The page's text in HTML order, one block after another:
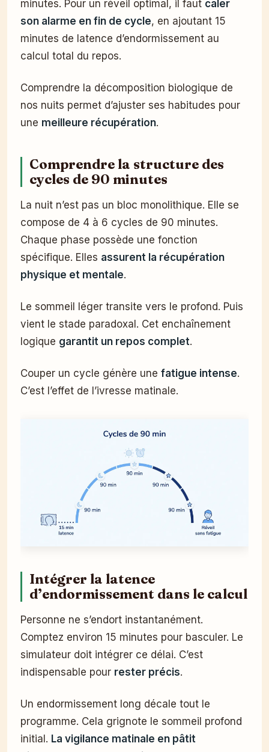
minutes. Pour un réveil optimal, il faut caler
son alarme en fin de cycle, en ajoutant 15
minutes de latence d’endormissement au
calcul total du repos.
Comprendre la décomposition biologique de
nos nuits permet d’ajuster ses habitudes pour
une meilleure récupération.
Comprendre la structure des
cycles de 90 minutes
La nuit n’est pas un bloc monolithique. Elle se
compose de 4 à 6 cycles de 90 minutes.
Chaque phase possède une fonction
spécifique. Elles assurent la récupération
physique et mentale.
Le sommeil léger transite vers le profond. Puis
vient le stade paradoxal. Cet enchaînement
logique garantit un repos complet.
Couper un cycle génère une fatigue intense.
C’est l’effet de l’ivresse matinale.
Intégrer la latence
d’endormissement dans le calcul
Personne ne s’endort instantanément.
Comptez environ 15 minutes pour basculer. Le
simulateur doit intégrer ce délai. C’est
indispensable pour rester précis.
Un endormissement long décale tout le
programme. Cela grignote le sommeil profond
initial. La vigilance matinale en pâtit